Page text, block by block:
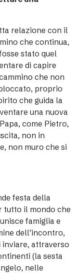
relazione con il
che continua,
stato quel
di capire
che non
proprio
che guida la
una nuova
come Pietro,
non in
non muro che si
festa della
tutto il mondo che
famiglia e
dell’incontro,
inviare, attraverso
(la sesta
nelle